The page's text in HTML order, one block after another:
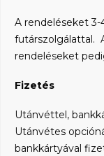
A rendeléseket 3-
futárszolgálattal.
rendeléseket
Fizetés
Utánvéttel,
Utánvétes
bankkártyával